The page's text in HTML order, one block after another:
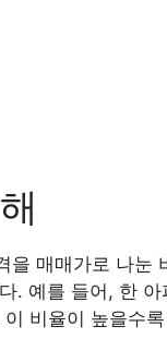
을 매매가로 나눈
. 예를 들어, 한
비율이 높을수